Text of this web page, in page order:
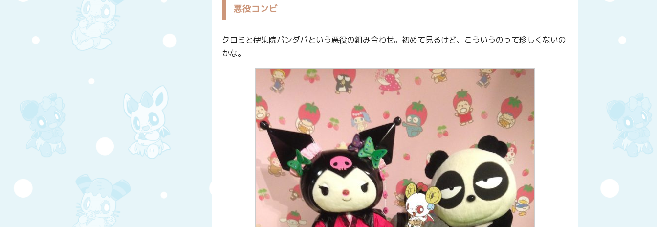
悪役コンビ
クロミと伊集院パンダバという悪役の組み合わせ。初めて見るけど、こういうのって珍しくないの
かな。